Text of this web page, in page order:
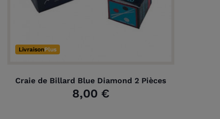
LivraisonPlus
Craie de Billard Blue Diamond 2 Pièces
8,00 €